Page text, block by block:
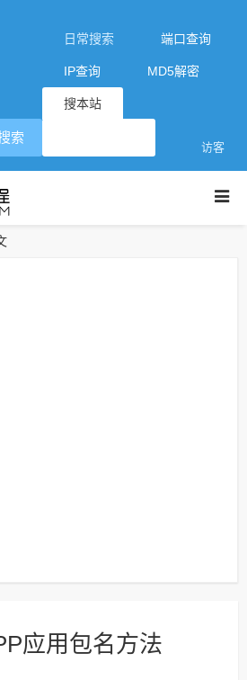
日常搜索 端口查询
IP查询 MD5解密
搜本站
访客
索
应用包名方法